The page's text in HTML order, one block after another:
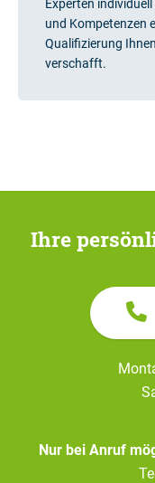
Experten
und Kompetenzen
Qualifizierung
verschafft.
Ihre
Nur bei Anruf